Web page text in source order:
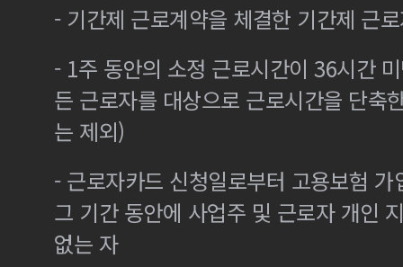
- 기간제 근로계약을 체결한 기간제 근
- 1주 동안의 소정 근로시간이 36시간
든 근로자를 대상으로 근로시간을 단축
는 제외)
- 근로자카드 신청일로부터 고용보험
그 기간 동안에 사업주 및 근로자 개인
없는 자